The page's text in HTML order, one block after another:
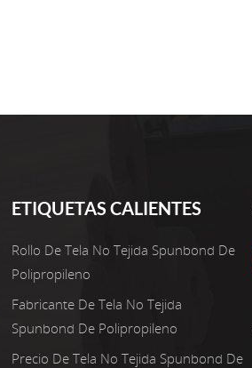
ETIQUETAS CALIENTES
Rollo De Tela No Tejida Spunbond De
Polipropileno
Fabricante De Tela No Tejida
Spunbond De Polipropileno
Precio De Tela No Tejida Spunbond De